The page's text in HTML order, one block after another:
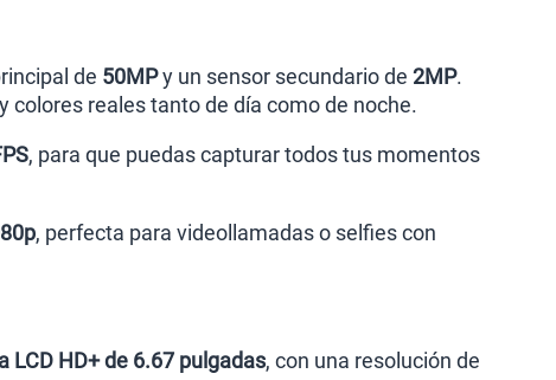
de 50MPy un sensor secundario de 2MP.
reales tanto de día como de noche.
, para que puedas capturar todos tus momentos
, perfecta para videollamadas o selfies con
LCD HD+ de 6.67 pulgadas, con una resolución de